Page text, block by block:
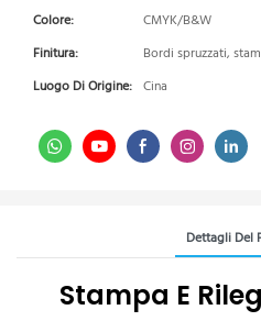
Colore:
CMYK/B&W
Finitura:
Bordi spruzzati,
Luogo Di Origine: Cina
Dettagli Del
Stampa E